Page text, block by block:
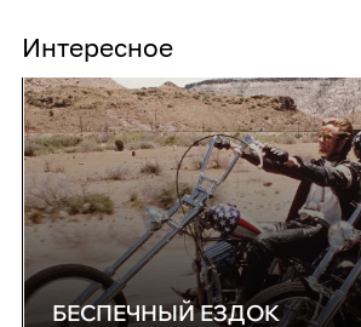
Интересное
БЕСПЕЧНЫЙ ЕЗДОК